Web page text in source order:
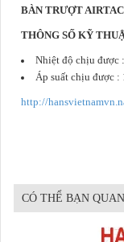
BÀN TRƯỢT AIRTAC
THÔNG SỐ KỸ
Nhiệt độ chịu được
Áp suất chịu được :
http://
CÓ THỂ BẠN